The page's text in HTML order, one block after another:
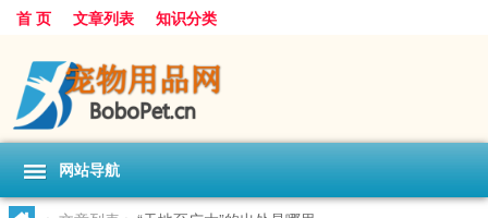
首 页 文章列表 知识分类
网站导航